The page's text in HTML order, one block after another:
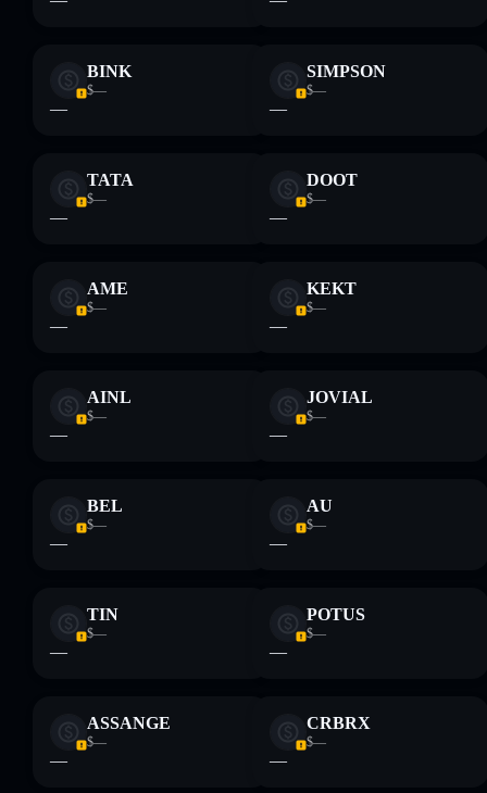
proporcionados por rugcheck.xyz.
BINK
$—
—
SIMPSON
$—
—
TATA
$—
—
DOOT
$—
—
AME
$—
—
KEKT
$—
—
AINL
$—
—
JOVIAL
$—
—
BEL
$—
—
AU
$—
—
TIN
$—
—
POTUS
$—
—
ASSANGE
$—
—
CRBRX
$—
—